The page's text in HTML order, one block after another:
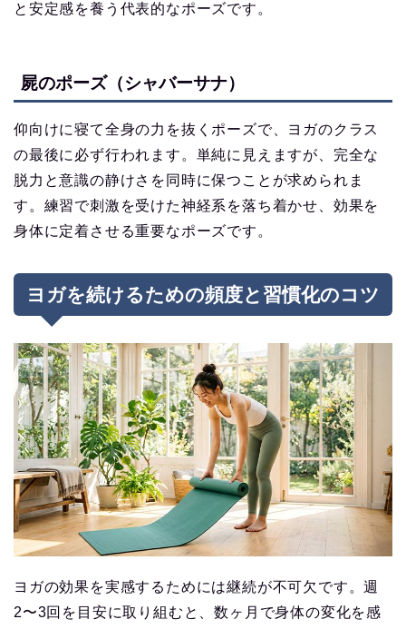
と安定感を養う代表的なポーズです。
屍のポーズ（シャバーサナ）
仰向けに寝て全身の力を抜くポーズで、ヨガのクラス
の最後に必ず行われます。単純に見えますが、完全な
脱力と意識の静けさを同時に保つことが求められま
す。練習で刺激を受けた神経系を落ち着かせ、効果を
身体に定着させる重要なポーズです。
ヨガを続けるための頻度と習慣化のコツ
ヨガの効果を実感するためには継続が不可欠です。週
2〜3回を目安に取り組むと、数ヶ月で身体の変化を感